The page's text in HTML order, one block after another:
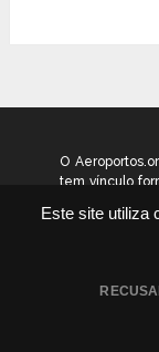
Este site utiliza
O
tem vínculo
como um
público geral.